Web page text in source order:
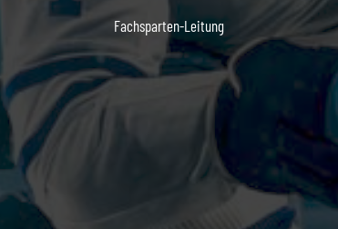
Fachsparten-Leitung